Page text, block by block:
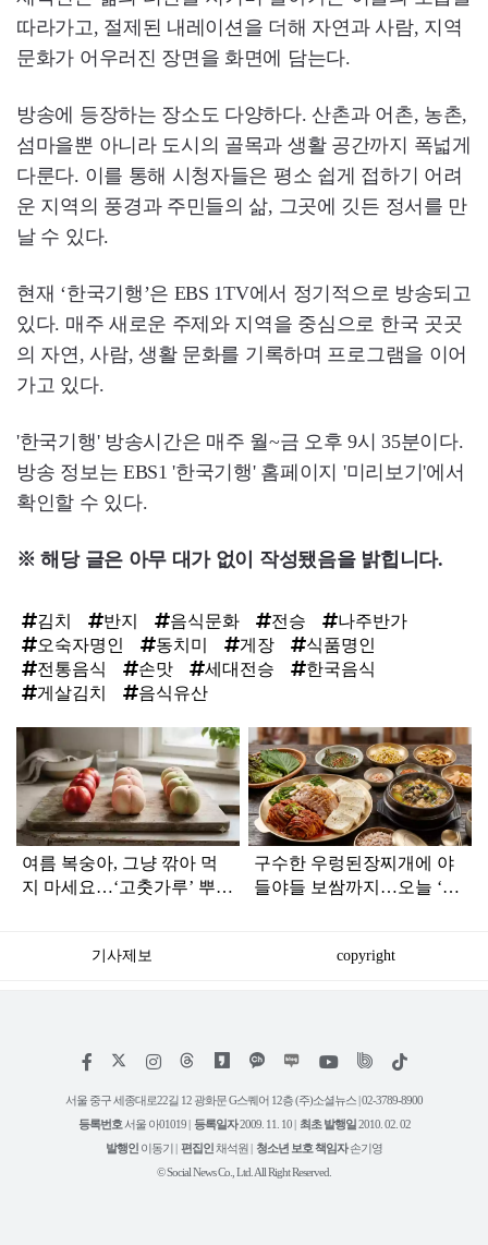
따라가고, 절제된 내레이션을 더해 자연과 사람, 지역
문화가 어우러진 장면을 화면에 담는다.
방송에 등장하는 장소도 다양하다. 산촌과 어촌, 농촌,
섬마을뿐 아니라 도시의 골목과 생활 공간까지 폭넓게
다룬다. 이를 통해 시청자들은 평소 쉽게 접하기 어려
운 지역의 풍경과 주민들의 삶, 그곳에 깃든 정서를 만
날 수 있다.
현재 ‘한국기행’은 EBS 1TV에서 정기적으로 방송되고
있다. 매주 새로운 주제와 지역을 중심으로 한국 곳곳
의 자연, 사람, 생활 문화를 기록하며 프로그램을 이어
가고 있다.
'한국기행' 방송시간은 매주 월~금 오후 9시 35분이다.
방송 정보는 EBS1 '한국기행' 홈페이지 '미리보기'에서
확인할 수 있다.
※ 해당 글은 아무 대가 없이 작성됐음을 밝힙니다.
김치 반지 음식문화 전승
나주반가
오숙자명인
동치미 게장
식품명인
전통음식
손맛 세대전승
한국음식
게살김치
음식유산
탑
라
인
여름 복숭아, 그냥 깎아 먹
지 마세요…‘고춧가루’ 뿌리
구수한 우렁된장찌개에 야
들야들 보쌈까지…오늘 ‘생
기사제보 copyright
페
스
인
타
램
위
트
유
튜
틱
서울 중구 세종대로22길 12 광화문 G스퀘어 12층 (주)소셜뉴스 | 02-3789-8900
등록번호 서울 아01019 | 등록일자2009. 11. 10 | 최초 발행일2010. 02. 02
발행인 이동기 | 편집인채석원 | 청소년 보호 책임자손기영
© Social News Co., Ltd. All Right Reserved.